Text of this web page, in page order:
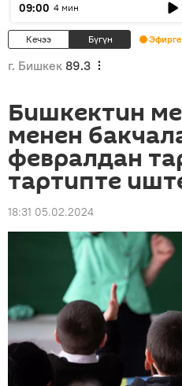
09:00 4 мин
Кечээ Бүгүн Эфирге
г. Бишкек 89.3
Бишкектин
менен
февралдан
тартипте
18:31 05.02.2024